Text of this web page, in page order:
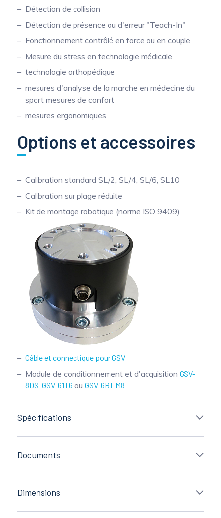
Détection de collision
Détection de présence ou d'erreur "Teach-In"
Fonctionnement contrôlé en force ou en couple
Mesure du stress en technologie médicale
technologie orthopédique
mesures d'analyse de la marche en médecine du
sport mesures de confort
mesures ergonomiques
Options et accessoires
Calibration standard SL/2, SL/4, SL/6, SL10
Calibration sur plage réduite
Kit de montage robotique (norme ISO 9409)
Câble et connectique pour GSV
Module de conditionnement et d'acquisition GSV-
8DS GSV-61T6 ou GSV-6BT M8
Spécifications
Documents
Dimensions